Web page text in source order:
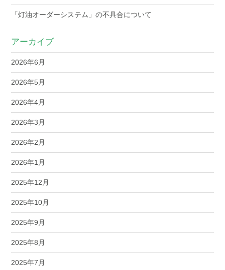
「灯油オーダーシステム」の不具合について
アーカイブ
2026年6月
2026年5月
2026年4月
2026年3月
2026年2月
2026年1月
2025年12月
2025年10月
2025年9月
2025年8月
2025年7月